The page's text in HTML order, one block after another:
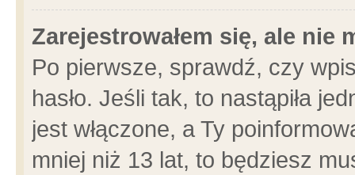
Zarejestrowałem się, ale nie
Po pierwsze, sprawdź, czy
hasło. Jeśli tak, to nastąpiła
jest włączone, a Ty
mniej niż 13 lat, to będziesz